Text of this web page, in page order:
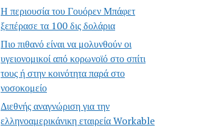
Η περιουσία του Γουόρεν Μπάφετ
ξεπέρασε τα 100 δις δολάρια
Πιο πιθανό είναι να μολυνθούν οι
υγειονομικοί από κορωνοϊό στο σπίτι
τους ή στην κοινότητα παρά στο
νοσοκομείο
Διεθνής αναγνώριση για την
ελληνοαμερικάνικη εταιρεία Workable